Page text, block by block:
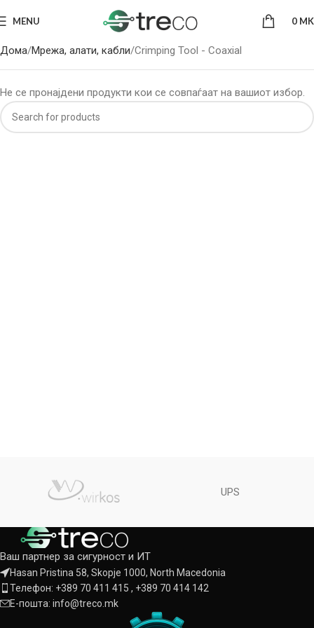
MENU 0
Дома Мрежа, алати, кабли Crimping Tool - Coaxial
Не се пронајдени продукти кои се совпаѓаат на вашиот избор.
UPS
Ваш партнер за сигурност и ИТ
Hasan Pristina 58, Skopje 1000, North Macedonia
Телефон: +389 70 411 415 , +389 70 414 142
Е-пошта: info@treco.mk